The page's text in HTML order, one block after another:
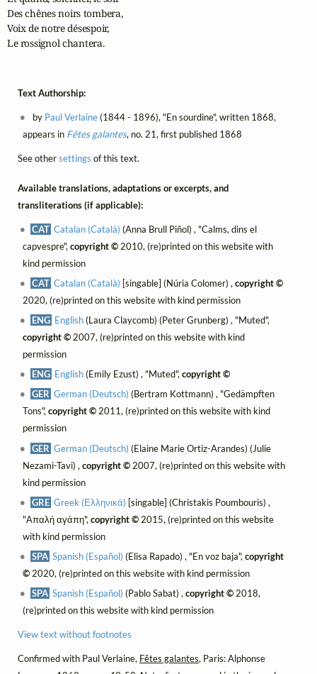
Des chênes noirs tombera,
Voix de notre désespoir,
Le rossignol chantera.
Text Authorship:
by Paul Verlaine(1844 - 1896), "En sourdine", written 1868,
appears in Fêtes galantes, no. 21, first published 1868
See othersettings of this text.
Available translations, adaptations or excerpts, and
transliterations (if applicable):
CAT Catalan (Català) (Anna Brull Piñol) , "Calms, dins el
capvespre",copyright ©2010, (re)printed on this website with
kind permission
CAT Catalan (Català) [singable] (Núria Colomer) ,copyright ©
2020, (re)printed on this website with kind permission
ENG English(Laura Claycomb) (Peter Grunberg) , "Muted",
copyright ©2007, (re)printed on this website with kind
permission
ENG English(Emily Ezust) , "Muted",copyright ©
GER German (Deutsch) (Bertram Kottmann) , "Gedämpften
Tons",copyright ©2011, (re)printed on this website with kind
permission
GER German (Deutsch) (Elaine Marie Ortiz-Arandes) (Julie
Nezami-Tavi) , copyright ©2007, (re)printed on this website with
kind permission
GRE Greek (Ελληνικά) [singable] (Christakis Poumbouris) ,
"Απαλή αγάπη", copyright ©2015, (re)printed on this website
with kind permission
SPA Spanish (Español) (Elisa Rapado) , "En voz baja",copyright
©2020, (re)printed on this website with kind permission
SPA Spanish (Español) (Pablo Sabat) ,copyright © 2018,
(re)printed on this website with kind permission
View text without footnotes
Confirmed with Paul Verlaine, Fêtes galantes, Paris: Alphonse